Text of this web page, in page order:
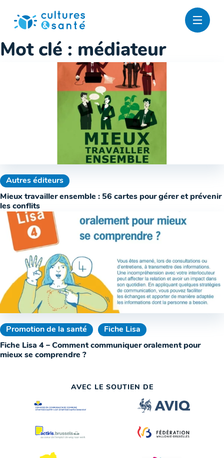
contenu
Mot clé : médiateur
Autres éditeurs
Mieux travailler ensemble : 56 cartes pour gérer et prévenir
les conflits
Promotion de la santé
Fiche Lisa
Fiche Lisa 4 – Comment communiquer oralement pour
mieux se comprendre ?
AVEC LE SOUTIEN DE